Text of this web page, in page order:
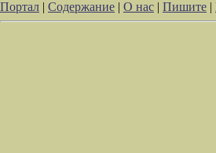
Портал | Содержание | О нас | Пишите |